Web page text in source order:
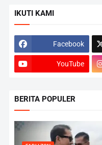
IKUTI KAMI
Facebook
YouTube
BERITA POPULER